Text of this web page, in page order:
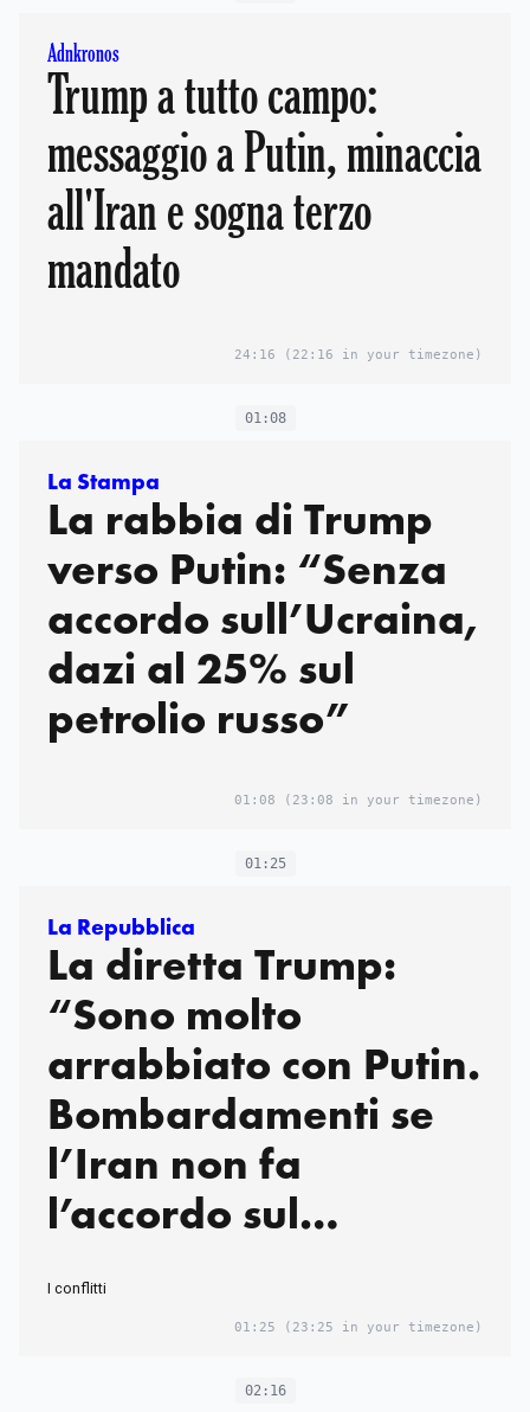
Adnkronos
Trump a tutto campo:
messaggio a Putin, minaccia
all'Iran e sogna terzo
mandato
24:16 (22:16 in your timezone)
01:08
La Stampa
La rabbia di Trump
verso Putin: “Senza
accordo sull’Ucraina,
dazi al 25% sul
petrolio russo”
01:08 (23:08 in your timezone)
01:25
La Repubblica
La diretta Trump:
“Sono molto
arrabbiato con Putin.
Bombardamenti se
l’Iran non fa
l’accordo sul
I conflitti
01:25 (23:25 in your timezone)
02:16